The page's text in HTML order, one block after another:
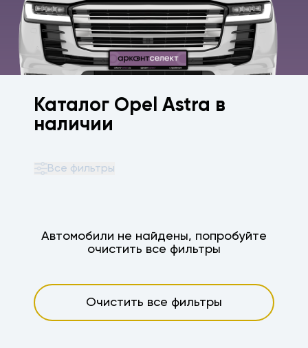
Каталог Opel Astra в
наличии
Автомобили не найдены, попробуйте
очистить все фильтры
Очистить все фильтры
Все фильтры